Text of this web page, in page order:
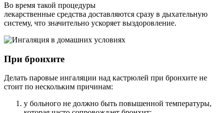
Во время такой процедуры
лекарственные средства доставляются сразу в дыхательную
систему, что значительно ускоряет выздоровление.
При бронхите
Делать паровые ингаляции над кастрюлей при бронхите не
стоит по нескольким причинам:
у больного не должно быть повышенной температуры,